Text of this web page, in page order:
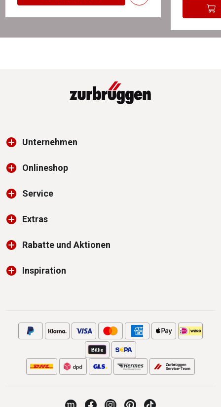
Unternehmen
Onlineshop
Service
Extras
Rabatte und Aktionen
Inspiration